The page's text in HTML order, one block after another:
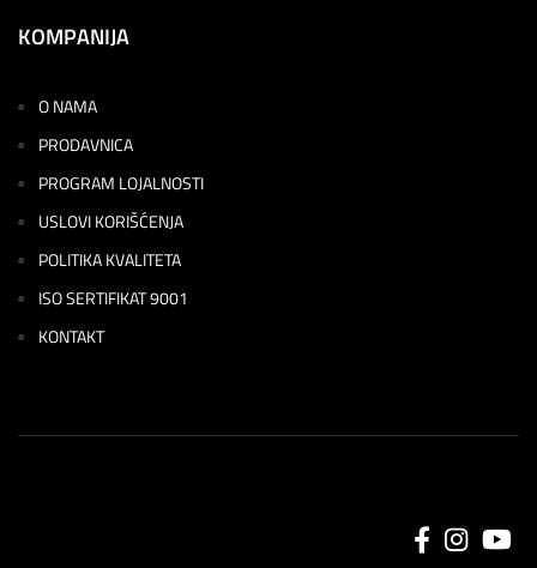
KOMPANIJA
O NAMA
PRODAVNICA
PROGRAM LOJALNOSTI
USLOVI KORIŠĆENJA
POLITIKA KVALITETA
ISO SERTIFIKAT 9001
KONTAKT